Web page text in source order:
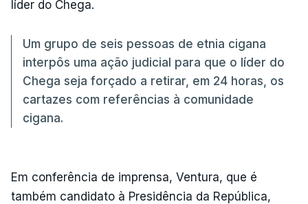
líder do Chega.
Um grupo de seis pessoas de etnia cigana
interpôs uma ação judicial para que o líder do
Chega seja forçado a retirar, em 24 horas, os
cartazes com referências à comunidade
cigana.
Em conferência de imprensa, Ventura, que é
também candidato à Presidência da República,